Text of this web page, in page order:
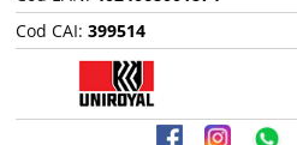
Cod CAI: 399514